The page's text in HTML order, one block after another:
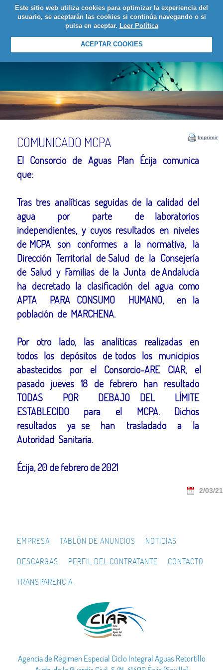
Este sitio web utiliza cookies para optimizar la experiencia del
usuario, se aceptarán las cookies si continúa navegando o si
pulsa en aceptar. Leer Política
ACEPTAR COOKIES
LOGIN
Imprimir
COMUNICADO MCPA
El Consorcio de Aguas Plan Écija comunica
que:
Tras tres analíticas seguidas de la calidad del
agua por parte de laboratorios
independientes, y cuyos resultados en niveles
de MCPA son conformes a la normativa, la
Dirección Territorial de Salud de la Consejería
de Salud y Familias de la Junta de Andalucía
ha decretado la clasificación del agua como
APTA PARA CONSUMO HUMANO, en la
población de MARCHENA.
Por otro lado, las analíticas realizadas en
todos los depósitos de todos los municipios
abastecidos por el Consorcio-ARE CIAR, el
pasado jueves 18 de febrero han resultado
TODAS POR DEBAJO DEL LÍMITE
ESTABLECIDO para el MCPA. Dichos
resultados ya se han trasladado a la
Autoridad Sanitaria.
Écija, 20 de febrero de 2021
2/03/21
EMPRESA TABLÓN DE ANUNCIOS NOTICIAS
DESCARGAS PERFIL DEL CONTRATANTE CONTACTO
TRANSPARENCIA
Agencia de Régimen Especial Ciclo Integral Aguas Retortillo